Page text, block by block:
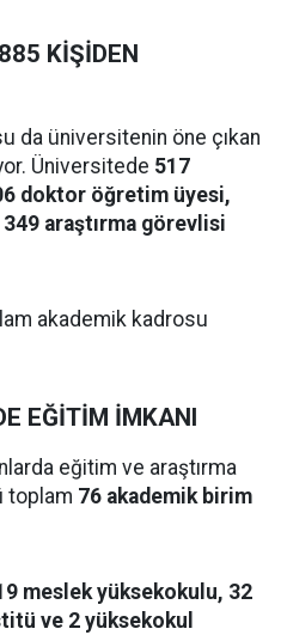
KİŞİDEN
da üniversitenin öne çıkan
Üniversitede 517
doktor öğretim üyesi,
araştırma görevlisi
akademik kadrosu
EĞİTİM İMKANI
eğitim ve araştırma
toplam 76 akademik birim
meslek yüksekokulu, 32
ve 2 yüksekokul